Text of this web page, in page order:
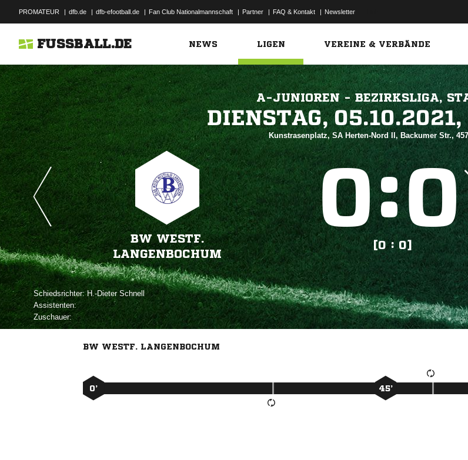
PROMATEUR | dfb.de | dfb-efootball.de | Fan Club Nationalmannschaft | Partner | FAQ & Kontakt | Newsletter
FUSSBALL.DE NEWS LIGEN VEREINE & VERBÄNDE
A-JUNIOREN - BEZIRKSLIGA,
 
Kunstrasenplatz, SA Herten-Nord II, Backumer Str.,
BW WESTF.
LANGENBOCHUM
:
[0 : 0]
Schiedsrichter: 
Assistenten:
Zuschauer:
BW WESTF. LANGENBOCHUM
0’ 45’